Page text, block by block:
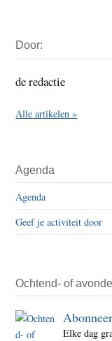
Sidebar
Door:
de redactie
Alle artikelen »
Agenda
Agenda
Geef je activiteit door
Ochtend- of
Elke dag